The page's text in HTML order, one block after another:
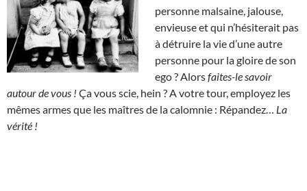
personne malsaine, jalouse,
envieuse et qui n’hésiterait pas
à détruire la vie d’une autre
personne pour la gloire de son
ego ? Alorsfaites-le savoir
autour de vous ! Ça vous scie, hein ? A votre tour, employez les
mêmes armes que les maîtres de la calomnie : Répandez… La
vérité !